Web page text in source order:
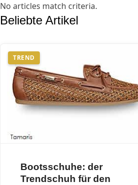
No articles match criteria.
Beliebte Artikel
TREND
Bootsschuhe: der
Trendschuh für den